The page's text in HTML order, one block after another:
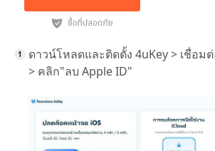
ดาวน์โหลดและติดตั้ง 4uKey > เชื่อม
> คลิก"ลบ Apple ID"